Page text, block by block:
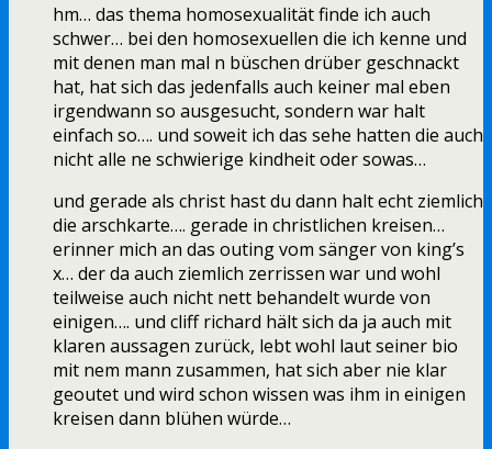
hm… das thema homosexualität finde ich auch
schwer… bei den homosexuellen die ich kenne und
mit denen man mal n büschen drüber geschnackt
hat, hat sich das jedenfalls auch keiner mal eben
irgendwann so ausgesucht, sondern war halt
einfach so…. und soweit ich das sehe hatten die auch
nicht alle ne schwierige kindheit oder sowas…
und gerade als christ hast du dann halt echt ziemlich
die arschkarte…. gerade in christlichen kreisen…
erinner mich an das outing vom sänger von king’s
x… der da auch ziemlich zerrissen war und wohl
teilweise auch nicht nett behandelt wurde von
einigen…. und cliff richard hält sich da ja auch mit
klaren aussagen zurück, lebt wohl laut seiner bio
mit nem mann zusammen, hat sich aber nie klar
geoutet und wird schon wissen was ihm in einigen
kreisen dann blühen würde…